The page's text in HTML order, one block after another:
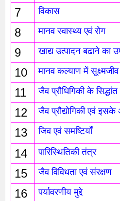
7 विकास
8 मानव स्वास्थ्य एवं रोग
9 खाद्य उत्पादन बढाने का
10 मानव कल्याण में सूक्ष्मजीव
11 जैव प्रौधिगिकी के
12 जैव प्रौद्योगिकी एवं
13 जिव एवं समष्टियाँ
14 पारिस्थितिकी तंत्र
15 जैव विविधता एवं संरक्षण
16 पर्यावरणीय मुद्दे